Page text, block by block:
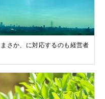
まさか、に対応するのも経営者